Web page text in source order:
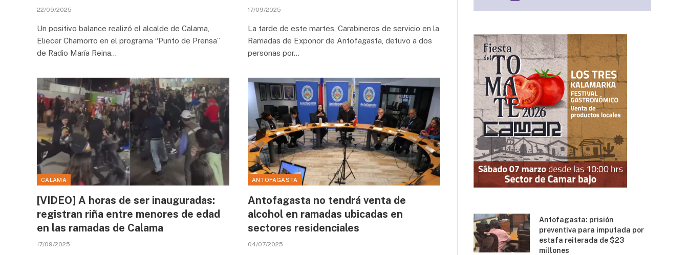
22/09/2025
Un positivo balance realizó el alcalde de Calama,
Eliecer Chamorro en el programa “Punto de Prensa”
de Radio María Reina…
17/09/2025
La tarde de este martes, Carabineros de servicio en la
Ramadas de Exponor de Antofagasta, detuvo a dos
personas por…
CALAMA
[VIDEO] A horas de ser inauguradas:
registran riña entre menores de edad
en las ramadas de Calama
17/09/2025
ANTOFAGASTA
Antofagasta no tendrá venta de
alcohol en ramadas ubicadas en
sectores residenciales
04/07/2025
Antofagasta: prisión
preventiva para imputada por
estafa reiterada de $23
millones